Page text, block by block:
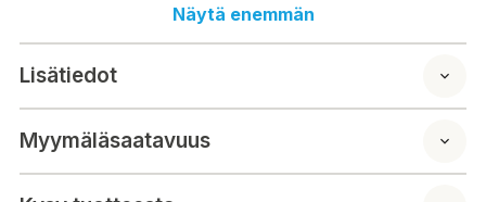
Näytä enemmän
Lisätiedot
Myymäläsaatavuus